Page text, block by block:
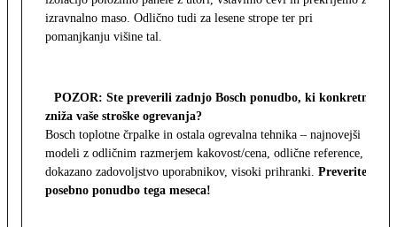
izravnalno maso. Odlično tudi za lesene strope ter pri
pomanjkanju višine tal.
POZOR: Ste preverili zadnjo Bosch ponudbo, ki konkretno
zniža vaše stroške ogrevanja?
Bosch toplotne črpalke in ostala ogrevalna tehnika – najnovejši
modeli z odličnim razmerjem kakovost/cena, odlične reference,
dokazano zadovoljstvo uporabnikov, visoki prihranki. Preverite
posebno ponudbo tega meseca!